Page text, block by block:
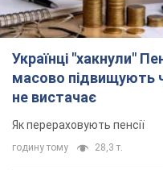
Українці "хакнули"
масово підвищують
не вистачає
Як перераховують пенсії
годину тому 28,3 т.